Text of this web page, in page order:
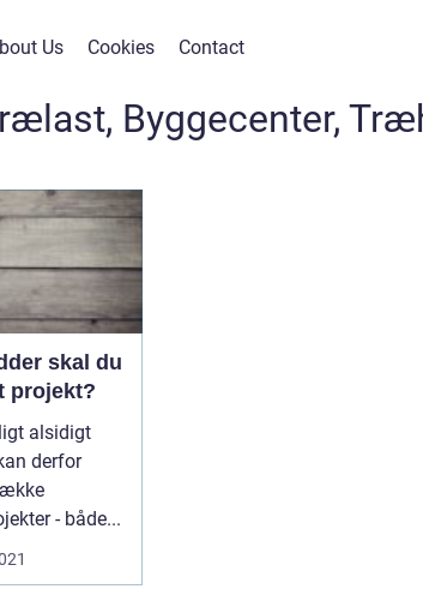
Us Cookies Contact
Byggecenter,
skal du
projekt?
alsidigt
derfor
- både...